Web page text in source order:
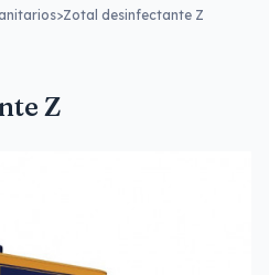
>Zotal desinfectante Z
Z